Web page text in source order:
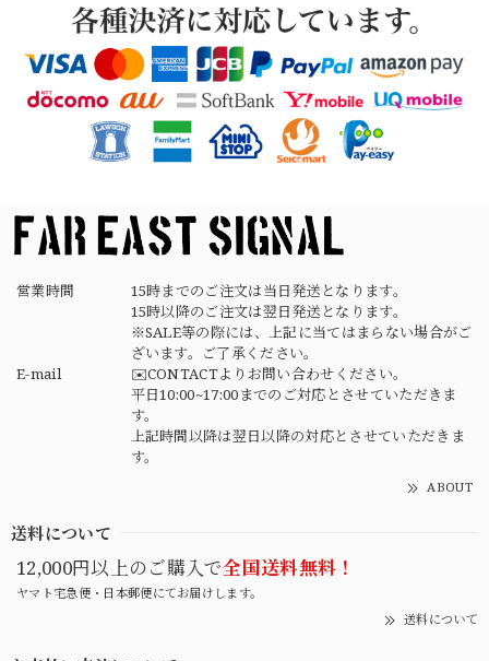
2026/04/02
【Button Works】Mercury Dime Coin Necklace Silver 900 Silver 925 ボタンワークス マーキュリーダイム銀貨 ネックレス
2026/03/26
営業時間
15時までのご注文は当日発送となります。
15時以降のご注文は翌日発送となります。
※SALE等の際には、上記に当てはまらない場合がご
ざいます。ご了承ください。
E-mail
✉️CONTACTよりお問い合わせください。
平日10:00~17:00までのご対応とさせていただきま
す。
上記時間以降は翌日以降の対応とさせていただきま
す。
ABOUT
送料について
12,000円以上のご購入で全国送料無料！
ヤマト宅急便・日本郵便にてお届けします。
送料について